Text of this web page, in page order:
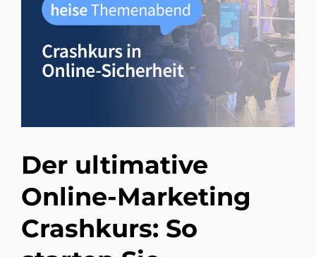
Der ultimative
Online-Marketing
Crashkurs: So